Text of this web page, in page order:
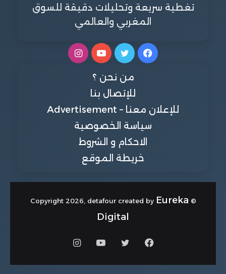
تغطية سريعة وتحليلات دقيقة للسوق
المغربي والعالمي
فيسبوكتويتر يوتيوبانستقرام
من نحن ؟
للإتصال بنا
للإعلان معنا – Advertisement
سياسة الخصوصية
الاحكام و الشروط
خريطة الموقع
© Copyright 2026, detafour created by
Eureka
Digital
فيسبوكتويتر يوتيوبانستقرام